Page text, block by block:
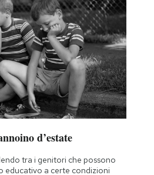
d’estate
tra i genitori che possono
educativo a certe condizioni